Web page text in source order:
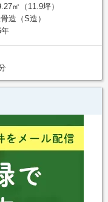
㎡（11.9坪）
造（S造）
年